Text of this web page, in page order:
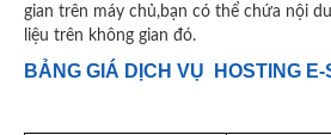
gian trên máy chủ,bạn có thể chứa nội
liệu trên không gian đó.
BẢNG GIÁ DỊCH VỤ HOSTING E-